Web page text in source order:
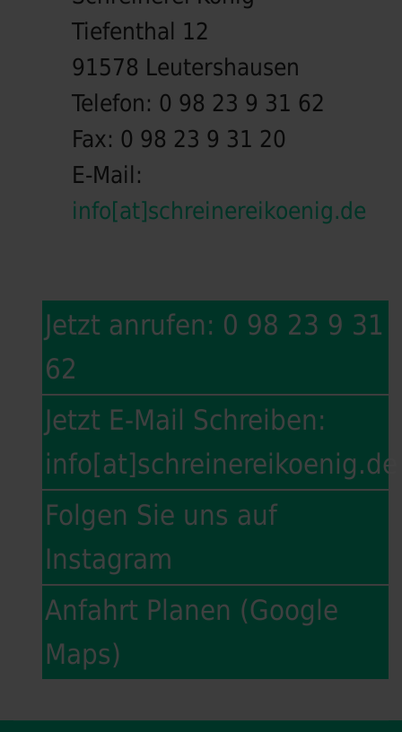
Tiefenthal 12
91578 Leutershausen
Telefon: 0 98 23 9 31 62
Fax: 0 98 23 9 31 20
E-Mail:
info[at]schreinereikoenig.de
Jetzt anrufen: 0 98 23 9 31
62
Jetzt E-Mail Schreiben:
info[at]schreinereikoenig.de
Folgen Sie uns auf
Instagram
Anfahrt Planen (Google
Maps)